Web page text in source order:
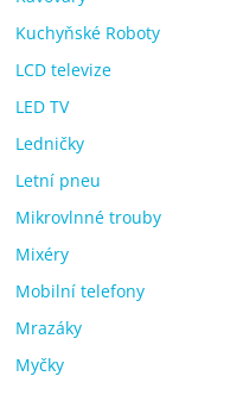
Kuchyňské Roboty
LCD televize
LED TV
Ledničky
Letní pneu
Mikrovlnné trouby
Mixéry
Mobilní telefony
Mrazáky
Myčky